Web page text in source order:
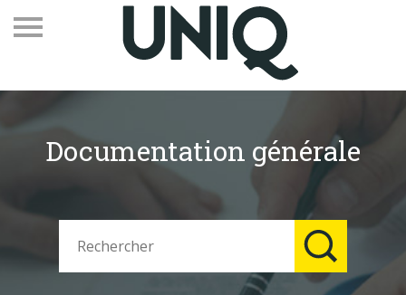
Recevez notre newsletter
Vos contacts
Espace adhérents
Documentation générale